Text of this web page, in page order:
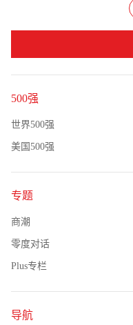
500强
世界500强
美国500强
专题
商潮
零度对话
Plus专栏
导航